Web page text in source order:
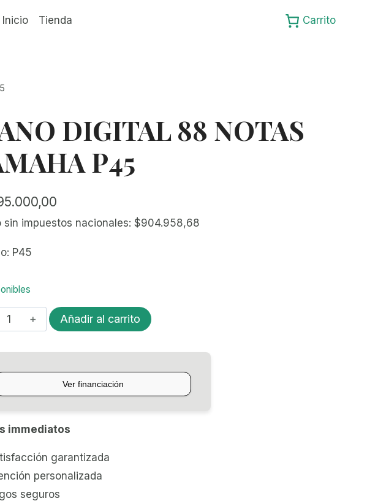
Inicio Tienda Carrito
DIGITAL 88 NOTAS
P45
sin impuestos nacionales: $904.958,68
P45
PIANO
Añadir al carrito
immediatos
garantizada
personalizada
seguros